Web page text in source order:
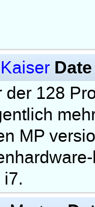
Date
der 128
MP